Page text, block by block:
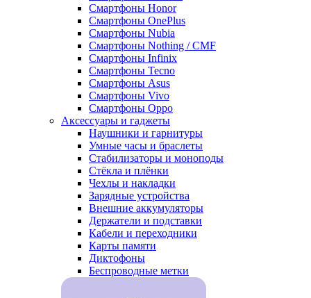
Смартфоны Honor
Смартфоны OnePlus
Смартфоны Nubia
Смартфоны Nothing / CMF
Смартфоны Infinix
Смартфоны Tecno
Смартфоны Asus
Смартфоны Vivo
Смартфоны Oppo
Аксессуары и гаджеты
Наушники и гарнитуры
Умные часы и браслеты
Стабилизаторы и моноподы
Стёкла и плёнки
Чехлы и накладки
Зарядные устройства
Внешние аккумуляторы
Держатели и подставки
Кабели и переходники
Карты памяти
Диктофоны
Беспроводные метки